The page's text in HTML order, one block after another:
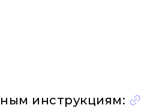
инструкциям: